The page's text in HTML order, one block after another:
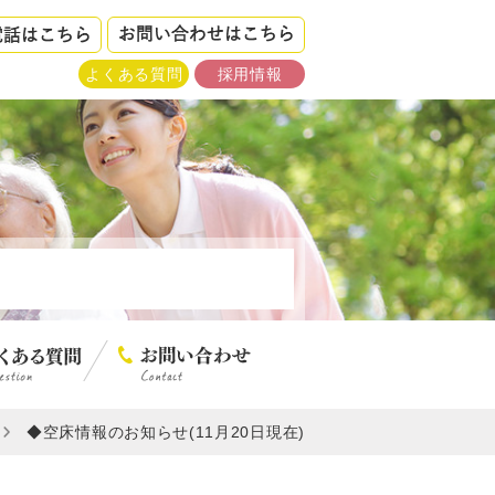
よくある質問 採用情報
◆空床情報のお知らせ(11月20日現在)